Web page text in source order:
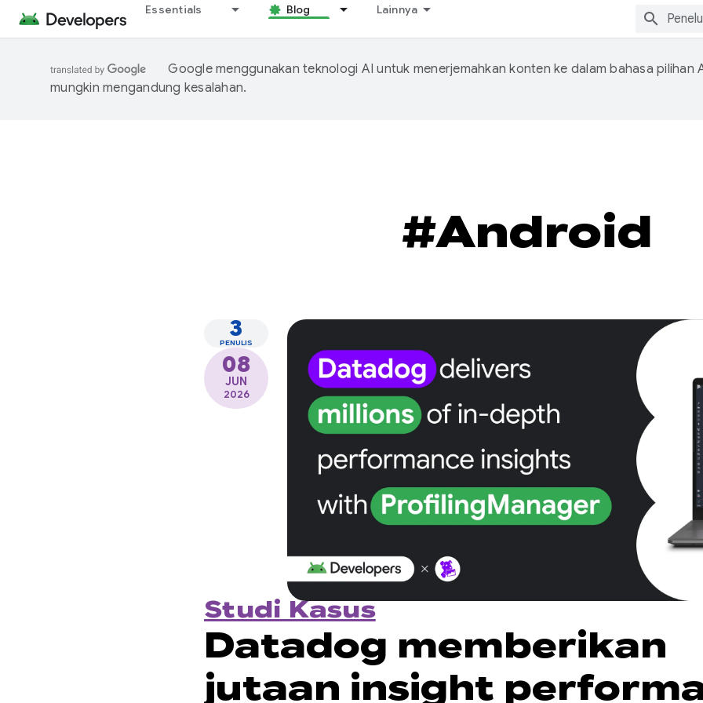
Essentials Blog Lainnya
Google menggunakan teknologi AI untuk menerjemahkan konten ke dalam bahasa pilihan
mungkin mengandung kesalahan.
#Android
3
PENULIS
08
JUN
2026
Studi Kasus
Datadog memberikan
jutaan insight